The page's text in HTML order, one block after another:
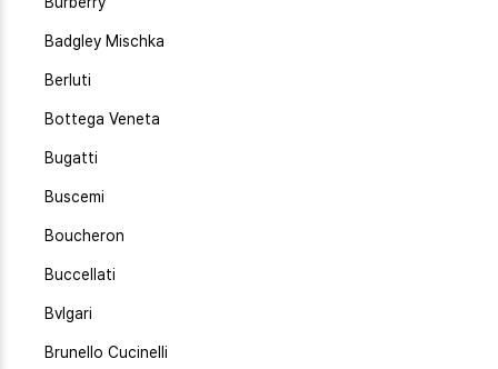
Badgley Mischka
Berluti
Bottega Veneta
Bugatti
Buscemi
Boucheron
Buccellati
Bvlgari
Brunello Cucinelli